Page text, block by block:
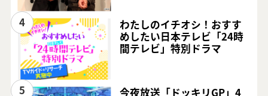
4
わたしのイチオシ！おすす
めしたい日本テレビ「24時
間テレビ」特別ドラマ
5 今夜放送「ドッキリGP」4